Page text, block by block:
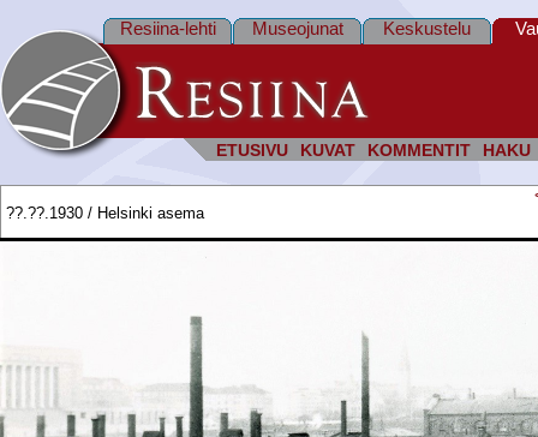
ETUSIVU KUVAT KOMMENTIT HAKU
Resiina-lehti Museojunat Keskustelu
??.??.1930 / Helsinki asema